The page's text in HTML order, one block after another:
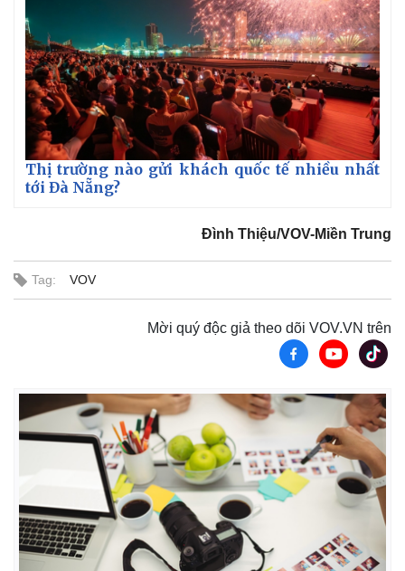
Khởi nghiệp
Thị trường
Tiêu dùng
Tỷ giá
Chứng khoán
Giá cà phê
Thị trường nào gửi khách quốc tế nhiều nhất
tới Đà Nẵng?
Đình Thiệu/VOV-Miền Trung
Tag: VOV
Mời quý độc giả theo dõi VOV.VN trên